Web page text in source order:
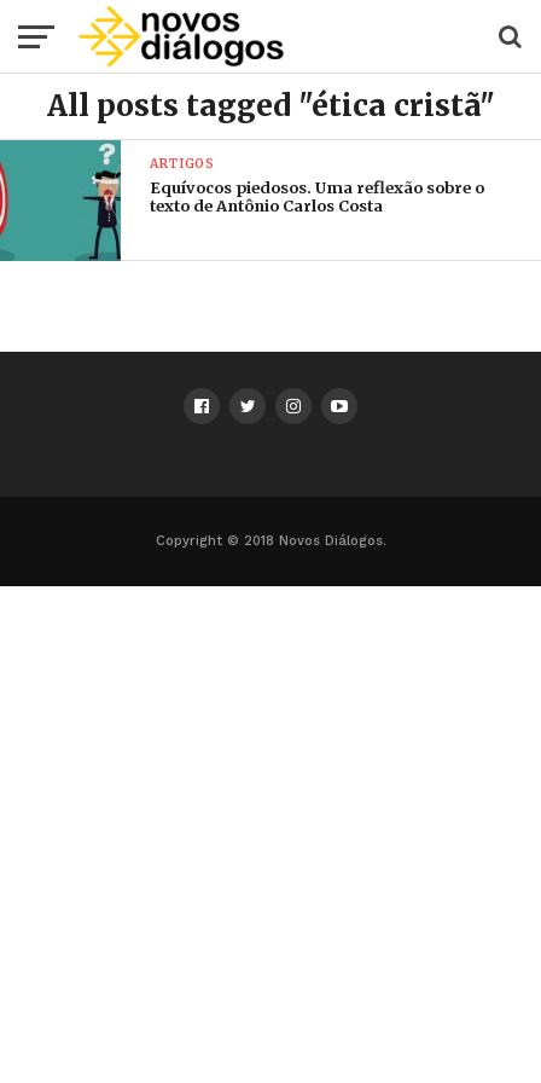
All posts tagged "ética cristã"
ARTIGOS
Equívocos piedosos. Uma reflexão sobre o
texto de Antônio Carlos Costa
Copyright © 2018 Novos Diálogos.